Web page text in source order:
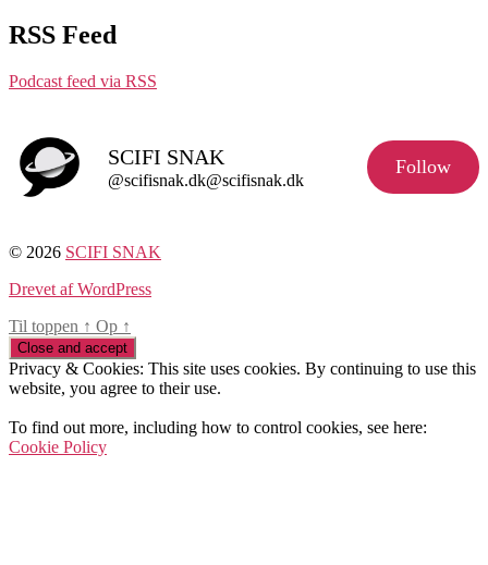
RSS Feed
Podcast feed via RSS
SCIFI SNAK
@scifisnak.dk@scifisnak.dk
Follow
© 2026 SCIFI SNAK
Drevet af WordPress
Til toppen ↑ Op ↑
Privacy & Cookies: This site uses cookies. By continuing to use this
website, you agree to their use.
To find out more, including how to control cookies, see here:
Cookie Policy